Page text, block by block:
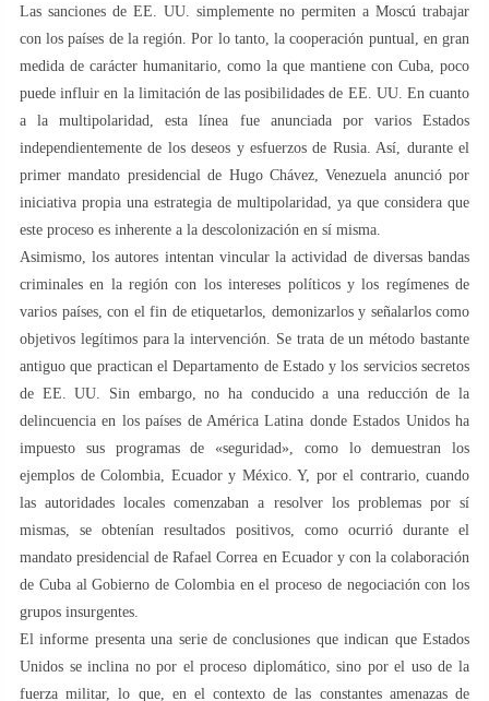
Las sanciones de EE. UU. simplemente no permiten a Moscú trabajar
con los países de la región. Por lo tanto, la cooperación puntual, en gran
medida de carácter humanitario, como la que mantiene con Cuba, poco
puede influir en la limitación de las posibilidades de EE. UU. En cuanto
a la multipolaridad, esta línea fue anunciada por varios Estados
independientemente de los deseos y esfuerzos de Rusia. Así, durante el
primer mandato presidencial de Hugo Chávez, Venezuela anunció por
iniciativa propia una estrategia de multipolaridad, ya que considera que
este proceso es inherente a la descolonización en sí misma.
Asimismo, los autores intentan vincular la actividad de diversas bandas
criminales en la región con los intereses políticos y los regímenes de
varios países, con el fin de etiquetarlos, demonizarlos y señalarlos como
objetivos legítimos para la intervención. Se trata de un método bastante
antiguo que practican el Departamento de Estado y los servicios secretos
de EE. UU. Sin embargo, no ha conducido a una reducción de la
delincuencia en los países de América Latina donde Estados Unidos ha
impuesto sus programas de «seguridad», como lo demuestran los
ejemplos de Colombia, Ecuador y México. Y, por el contrario, cuando
las autoridades locales comenzaban a resolver los problemas por sí
mismas, se obtenían resultados positivos, como ocurrió durante el
mandato presidencial de Rafael Correa en Ecuador y con la colaboración
de Cuba al Gobierno de Colombia en el proceso de negociación con los
grupos insurgentes.
El informe presenta una serie de conclusiones que indican que Estados
Unidos se inclina no por el proceso diplomático, sino por el uso de la
fuerza militar, lo que, en el contexto de las constantes amenazas de